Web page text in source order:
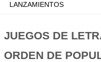
LANZAMIENTOS
JUEGOS DE
ORDEN DE